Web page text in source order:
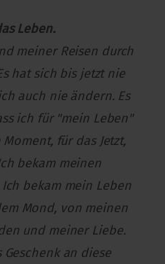
Leben.
meiner Reisen durch
hat sich bis jetzt nie
auch nie ändern. Es
ich für "mein Leben"
für das Jetzt,
bekam meinen
bekam mein Leben
Mond, von meinen
und meiner Liebe.
an diese